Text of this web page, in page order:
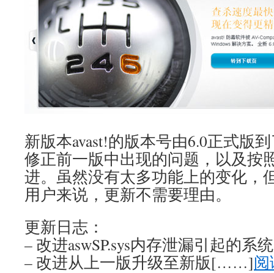
新版本avast!的版本号由6.0正式版
修正前一版中出现的问题，以及按
进。虽然没有太多功能上的变化，
用户来说，更新不需要理由。
更新日志：
– 改进aswSP.sys内存泄漏引起的系
– 改进从上一版升级至新版[……]